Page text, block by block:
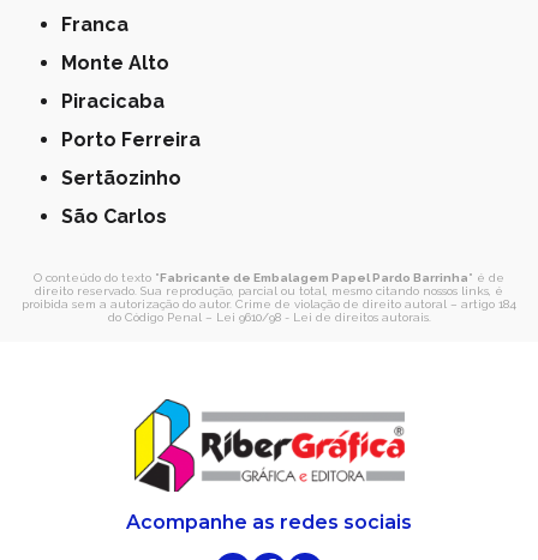
Franca
Monte Alto
Piracicaba
Porto Ferreira
Sertãozinho
São Carlos
O conteúdo do texto "Fabricante de Embalagem Papel Pardo Barrinha" é de
direito reservado. Sua reprodução, parcial ou total, mesmo citando nossos links, é
proibida sem a autorização do autor. Crime de violação de direito autoral – artigo 184
do Código Penal – Lei 9610/98 - Lei de direitos autorais.
Acompanhe as redes sociais